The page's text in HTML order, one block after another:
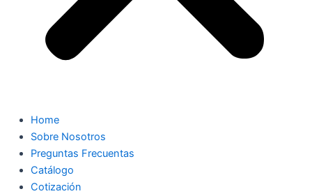
Home
Sobre Nosotros
Preguntas Frecuentas
Catálogo
Cotización